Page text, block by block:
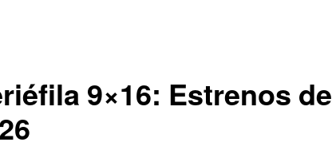
9×16: Estrenos de